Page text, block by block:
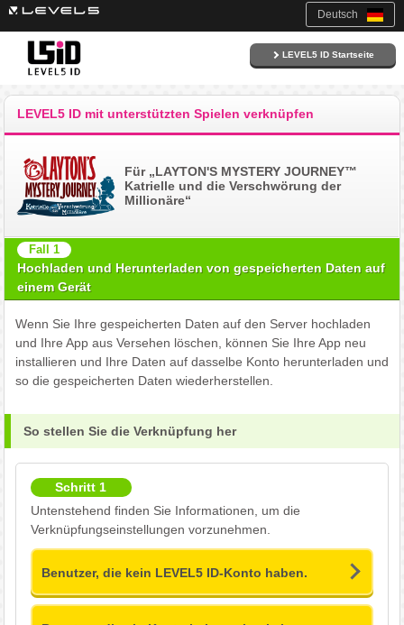
Deutsch
LEVEL5 ID Startseite
LEVEL5 ID mit unterstützten Spielen verknüpfen
Für „LAYTON'S MYSTERY JOURNEY™
Katrielle und die Verschwörung der
Millionäre“
Fall 1
Hochladen und Herunterladen von gespeicherten Daten auf
einem Gerät
Wenn Sie Ihre gespeicherten Daten auf den Server hochladen
und Ihre App aus Versehen löschen, können Sie Ihre App neu
installieren und Ihre Daten auf dasselbe Konto herunterladen und
so die gespeicherten Daten wiederherstellen.
So stellen Sie die Verknüpfung her
Schritt 1
Untenstehend finden Sie Informationen, um die
Verknüpfungseinstellungen vorzunehmen.
Benutzer, die kein LEVEL5 ID-Konto haben.